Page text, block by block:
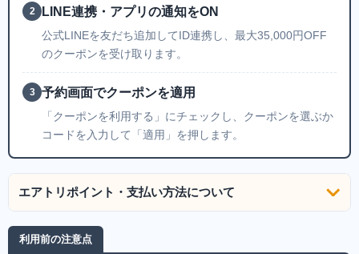
2 LINE連携・アプリの通知をON
公式LINEを友だち追加してID連携し、最大35,000円OFF
のクーポンを受け取ります。
3 予約画面でクーポンを適用
「クーポンを利用する」にチェックし、クーポンを選ぶか
コードを入力して「適用」を押します。
エアトリポイント・支払い方法について
利用前の注意点